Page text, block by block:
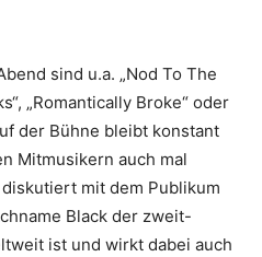
sind u.a. „Nod To The
„Romantically Broke“ oder
der Bühne bleibt konstant
Mitmusikern auch mal
mit dem Publikum
Black der zweit-
ist und wirkt dabei auch